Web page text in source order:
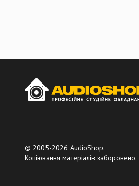
© 2005-2026 AudioShop.
Копіювання матеріалів заборонено.